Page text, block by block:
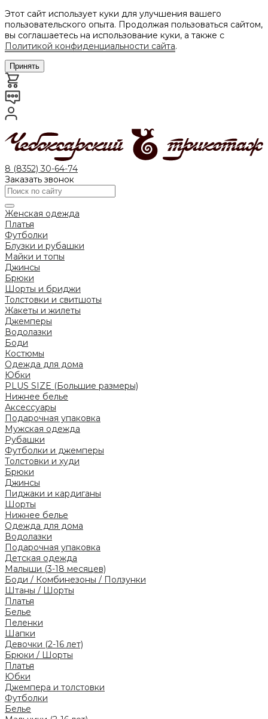
Этот сайт использует куки для улучшения вашего
пользовательского опыта. Продолжая пользоваться сайтом,
вы соглашаетесь на использование куки, а также с
Политикой конфиденциальности сайта.
Принять
8 (8352) 30-64-74
Заказать звонок
Женская одежда
Платья
Футболки
Блузки и рубашки
Майки и топы
Джинсы
Брюки
Шорты и бриджи
Толстовки и свитшоты
Жакеты и жилеты
Джемперы
Водолазки
Боди
Костюмы
Одежда для дома
Юбки
PLUS SIZE (Большие размеры)
Нижнее белье
Аксессуары
Подарочная упаковка
Мужская одежда
Рубашки
Футболки и джемперы
Толстовки и худи
Брюки
Джинсы
Пиджаки и кардиганы
Шорты
Нижнее белье
Одежда для дома
Водолазки
Подарочная упаковка
Детская одежда
Малыши (3-18 месяцев)
Боди / Комбинезоны / Ползунки
Штаны / Шорты
Платья
Белье
Пеленки
Шапки
Девочки (2-16 лет)
Брюки / Шорты
Платья
Юбки
Джемпера и толстовки
Футболки
Белье